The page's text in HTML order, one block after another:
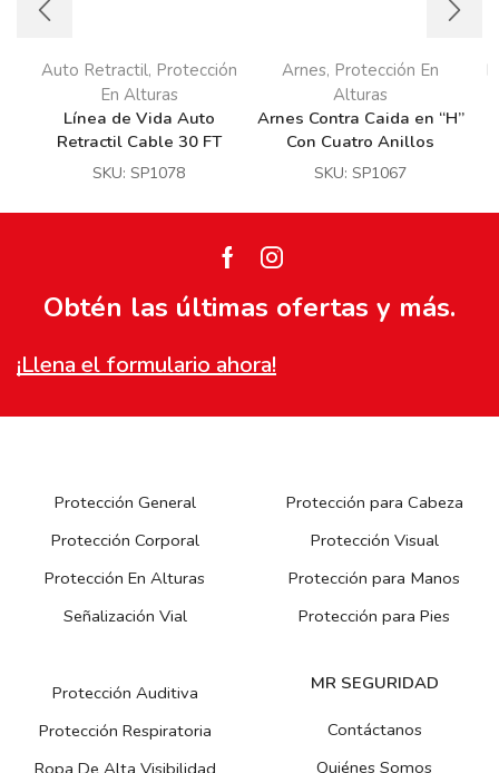
Auto Retractil, Protección
En Alturas
Línea de Vida Auto
Retractil Cable 30 FT
SKU: SP1078
Arnes, Protección En
Alturas
Arnes Contra Caida en “H”
Con Cuatro Anillos
SKU: SP1067
FacebookInstagram
Obtén las últimas ofertas y más.
¡Llena el formulario ahora!
Protección General
Protección Corporal
Protección En Alturas
Señalización Vial
Protección para Cabeza
Protección Visual
Protección para Manos
Protección para Pies
Protección Auditiva
Protección Respiratoria
Ropa De Alta Visibilidad
MR SEGURIDAD
Contáctanos
Quiénes Somos